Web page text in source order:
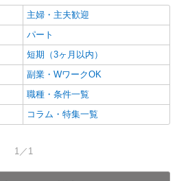
主婦・主夫歓迎
パート
短期（3ヶ月以内）
副業・WワークOK
職種・条件一覧
コラム・特集一覧
1／1